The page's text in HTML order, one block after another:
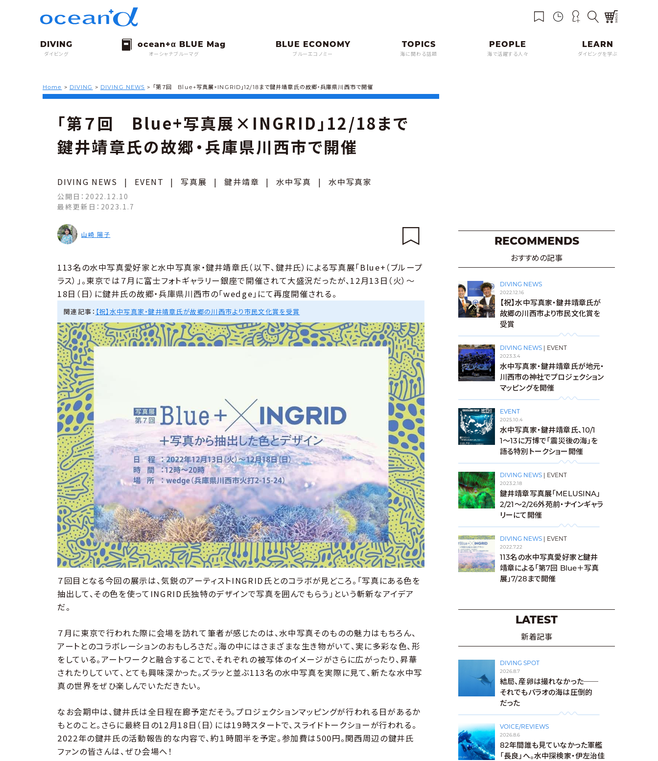
ダイビング オーシャナブルーマグ ブルーエコノミー 海に関わる話題 海で活躍する人々 ダイビングを学ぶ
Home > DIVING > DIVING NEWS > 「第７回 Blue+写真展×INGRID」12/18まで鍵井靖章氏の故郷・兵庫県川西市で開催
「第７回 Blue+写真展×INGRID」12/18まで
鍵井靖章氏の故郷・兵庫県川西市で開催
DIVING NEWS | EVENT | 写真展 | 鍵井靖章 | 水中写真 | 水中写真家
公開日： 2022.12.10
最終更新日： 2023.1.7
山崎 陽子
113名の水中写真愛好家と水中写真家・鍵井靖章氏（以下、鍵井氏）による写真展「Blue+（ブループ
ラス）」。東京では７月に富士フォトギャラリー銀座で開催されて大盛況だったが、12月13日（火）～
18日（日）に鍵井氏の故郷・兵庫県川西市の「wedge」にて再度開催される。
関連記事： 【祝】水中写真家・鍵井靖章氏が故郷の川西市より市民文化賞を受賞
７回目となる今回の展示は、気鋭のアーティストINGRID氏とのコラボが見どころ。「写真にある色を
抽出して、その色を使ってINGRID氏独特のデザインで写真を囲んでもらう」という斬新なアイデア
だ。
７月に東京で行われた際に会場を訪れて筆者が感じたのは、水中写真そのものの魅力はもちろん、
アートとのコラボレーションのおもしろさだ。海の中にはさまざまな生き物がいて、実に多彩な色、形
をしている。アートワークと融合することで、それぞれの被写体のイメージがさらに広がったり、昇華
されたりしていて、とても興味深かった。ズラッと並ぶ113名の水中写真を実際に見て、新たな水中写
真の世界をぜひ楽しんでいただきたい。
なお会期中は、鍵井氏は全日程在廊予定だそう。プロジェクションマッピングが行われる日があるか
もとのこと。さらに最終日の12月18日（日）には19時スタートで、スライドトークショーが行われる。
2022年の鍵井氏の活動報告的な内容で、約１時間半を予定。参加費は500円。関西周辺の鍵井氏
ファンの皆さんは、ぜひ会場へ！
RECOMMENDS
おすすめの記事
DIVING NEWS
2022.12.16
【祝】水中写真家・鍵井靖章氏が
故郷の川西市より市民文化賞を
受賞
DIVING NEWS | EVENT
2023.3.4
水中写真家・鍵井靖章氏が地元・
川西市の神社でプロジェクション
マッピングを開催
EVENT
2025.10.4
水中写真家・鍵井靖章氏、10/1
1〜13に万博で「震災後の海」を
語る特別トークショー開催
DIVING NEWS | EVENT
2023.2.18
鍵井靖章写真展「MELUSINA」
2/21～2/26外苑前・ナインギャラ
リーにて開催
DIVING NEWS | EVENT
2022.7.22
113名の水中写真愛好家と鍵井
靖章による「第7回 Blue＋写真
展」7/28まで開催
LATEST
新着記事
DIVING SPOT
2026.8.7
結局、産卵は撮れなかった──
それでもパラオの海は圧倒的
だった
VOICE/REVIEWS
2026.8.6
82年間誰も見ていなかった軍艦
「長良」へ。水中探検家・伊左治佳